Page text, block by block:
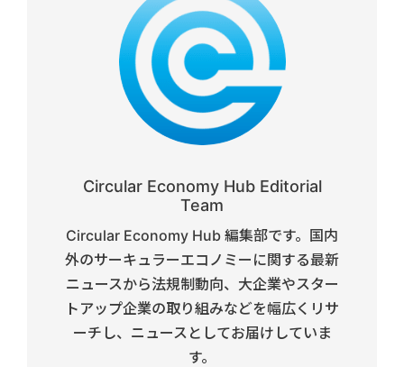
Circular Economy Hub Editorial
Team
Circular Economy Hub 編集部です。国内
外のサーキュラーエコノミーに関する最新
ニュースから法規制動向、大企業やスター
トアップ企業の取り組みなどを幅広くリサ
ーチし、ニュースとしてお届けしていま
す。